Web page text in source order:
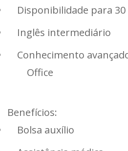
Disponibilidade para
Inglês intermediário
Conhecimento
Office
Benefícios:
Bolsa auxílio